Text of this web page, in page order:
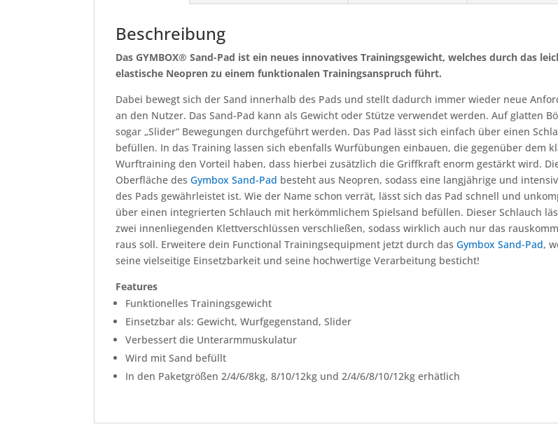
Beschreibung
Das GYMBOX® Sand-Pad ist ein neues innovatives Trainingsgewicht, welches durch das
elastische Neopren zu einem funktionalen Trainingsanspruch führt.
Dabei bewegt sich der Sand innerhalb des Pads und stellt dadurch immer wieder neue
an den Nutzer. Das Sand-Pad kann als Gewicht oder Stütze verwendet werden. Auf glatten
sogar „Slider“ Bewegungen durchgeführt werden. Das Pad lässt sich einfach über einen
befüllen. In das Training lassen sich ebenfalls Wurfübungen einbauen, die gegenüber dem
Wurftraining den Vorteil haben, dass hierbei zusätzlich die Griffkraft enorm gestärkt wird.
Oberfläche desGymbox Sand-Pad besteht aus Neopren, sodass eine langjährige und
des Pads gewährleistet ist. Wie der Name schon verrät, lässt sich das Pad schnell und
über einen integrierten Schlauch mit herkömmlichem Spielsand befüllen. Dieser Schlauch
zwei innenliegenden Klettverschlüssen verschließen, sodass wirklich auch nur das
raus soll. Erweitere dein Functional Trainingsequipment jetzt durch dasGymbox Sand-Pad,
seine vielseitige Einsetzbarkeit und seine hochwertige Verarbeitung besticht!
Features
Funktionelles Trainingsgewicht
Einsetzbar als: Gewicht, Wurfgegenstand, Slider
Verbessert die Unterarmmuskulatur
Wird mit Sand befüllt
In den Paketgrößen 2/4/6/8kg, 8/10/12kg und 2/4/6/8/10/12kg erhätlich